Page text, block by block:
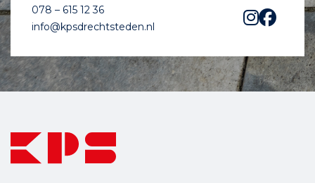
078 – 615 12 36
info@kpsdrechtsteden.nl